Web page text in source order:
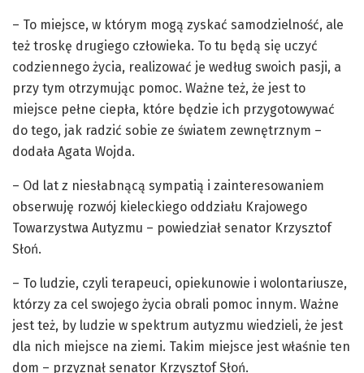
– To miejsce, w którym mogą zyskać samodzielność, ale
też troskę drugiego człowieka. To tu będą się uczyć
codziennego życia, realizować je według swoich pasji, a
przy tym otrzymując pomoc. Ważne też, że jest to
miejsce pełne ciepła, które będzie ich przygotowywać
do tego, jak radzić sobie ze światem zewnętrznym –
dodała Agata Wojda.
– Od lat z niesłabnącą sympatią i zainteresowaniem
obserwuję rozwój kieleckiego oddziału Krajowego
Towarzystwa Autyzmu – powiedział senator Krzysztof
Słoń.
– To ludzie, czyli terapeuci, opiekunowie i wolontariusze,
którzy za cel swojego życia obrali pomoc innym. Ważne
jest też, by ludzie w spektrum autyzmu wiedzieli, że jest
dla nich miejsce na ziemi. Takim miejsce jest właśnie ten
dom – przyznał senator Krzysztof Słoń.